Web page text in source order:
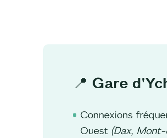
📍 Gare
Connexions
Ouest (Dax,